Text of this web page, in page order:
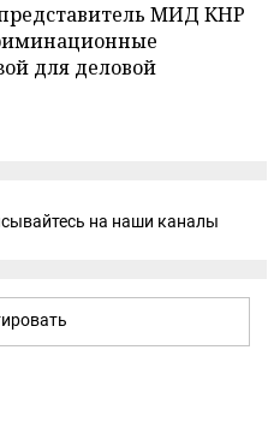
МИД КНР
для деловой
на наши каналы